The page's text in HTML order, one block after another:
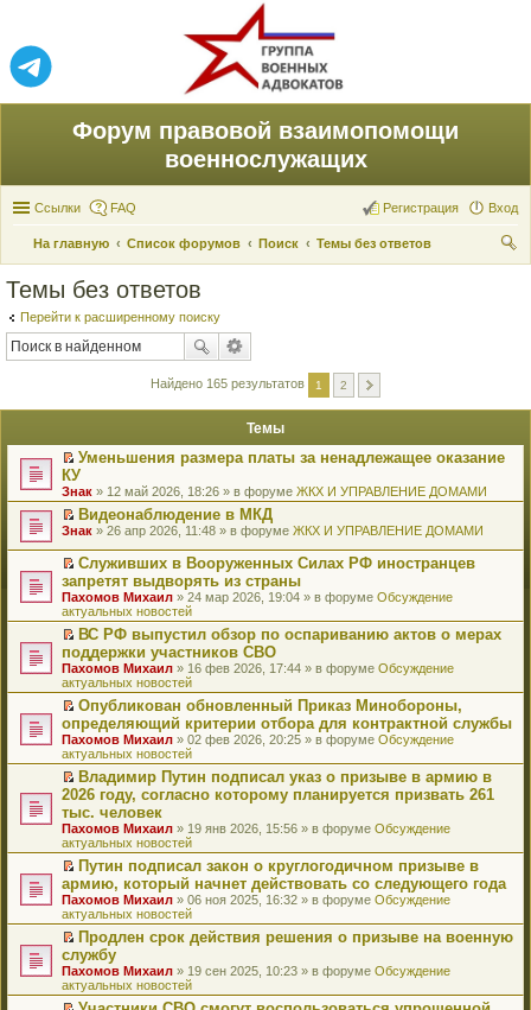
Форум правовой взаимопомощи
военнослужащих
Ссылки FAQ Вход
Регистрация
На главную Список форумов Поиск
Темы без ответов
Темы без ответов
Перейти к расширенному поиску
Найдено 165 результатов 1 2
Темы
П
е
р
е
й
и
к
п
е
р
в
о
м
у
н
е
п
р
о
ч
и
т
а
н
н
о
м
у
с
о
о
б
щ
е
н
и
ю
Уменьшения размера платы за ненадлежащее оказание
КУ
Знак » 12 май 2026, 18:26 » в форуме ЖКХ И УПРАВЛЕНИЕ ДОМАМИ
П
р
е
й
т
и
к
п
е
р
в
о
м
у
н
е
п
р
о
ч
и
т
а
н
н
о
м
у
с
о
о
б
щ
Видеонаблюдение в МКД
Знак » 26 апр 2026, 11:48 » в форуме ЖКХ И УПРАВЛЕНИЕ ДОМАМИ
П
е
р
е
й
т
и
к
п
е
р
в
о
м
у
н
е
п
р
о
ч
и
т
а
н
н
о
м
у
с
о
Служивших в Вооруженных Силах РФ иностранцев
запретят выдворять из страны
Пахомов Михаил » 24 мар 2026, 19:04 » в форуме Обсуждение
актуальных новостей
П
е
р
е
й
т
и
к
п
е
р
в
о
м
у
н
е
п
р
о
ч
и
т
а
н
н
ВС РФ выпустил обзор по оспариванию актов о мерах
поддержки участников СВО
Пахомов Михаил » 16 фев 2026, 17:44 » в форуме Обсуждение
актуальных новостей
П
е
р
е
й
т
и
к
п
е
р
в
о
м
у
н
е
п
р
о
ч
Опубликован обновленный Приказ Минобороны,
определяющий критерии отбора для контрактной службы
Пахомов Михаил » 02 фев 2026, 20:25 » в форуме Обсуждение
актуальных новостей
П
е
р
е
й
т
и
к
п
е
р
в
о
м
у
н
Владимир Путин подписал указ о призыве в армию в
2026 году, согласно которому планируется призвать 261
тыс. человек
Пахомов Михаил » 19 янв 2026, 15:56 » в форуме Обсуждение
актуальных новостей
П
е
р
е
й
т
и
к
п
е
Путин подписал закон о круглогодичном призыве в
армию, который начнет действовать со следующего года
Пахомов Михаил » 06 ноя 2025, 16:32 » в форуме Обсуждение
актуальных новостей
П
е
р
е
й
Продлен срок действия решения о призыве на военную
службу
Пахомов Михаил » 19 сен 2025, 10:23 » в форуме Обсуждение
актуальных новостей